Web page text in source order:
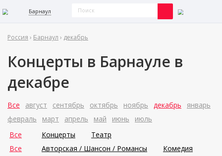
Барнаул
Россия › Барнаул › декабрь
Концерты в Барнауле в
декабре
Все август сентябрь октябрь ноябрь декабрь
январь
февраль
март апрель май июнь
июль
Все
Концерты
Театр
Все
Авторская / Шансон / Романсы
Комедия